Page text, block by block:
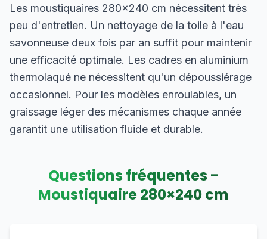
Les moustiquaires 280×240 cm nécessitent très
peu d'entretien. Un nettoyage de la toile à l'eau
savonneuse deux fois par an suffit pour maintenir
une efficacité optimale. Les cadres en aluminium
thermolaqué ne nécessitent qu'un dépoussiérage
occasionnel. Pour les modèles enroulables, un
graissage léger des mécanismes chaque année
garantit une utilisation fluide et durable.
Questions fréquentes -
Moustiquaire280×240cm